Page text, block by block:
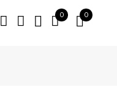
0 0